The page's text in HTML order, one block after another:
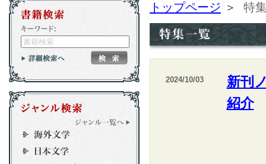
トップページ ＞ 特
2024/10/03
新刊
紹介